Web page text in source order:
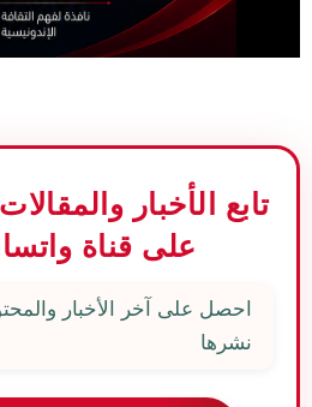
تابع الأخبار
على قناة
احصل على آخر الأخبار
نشرها